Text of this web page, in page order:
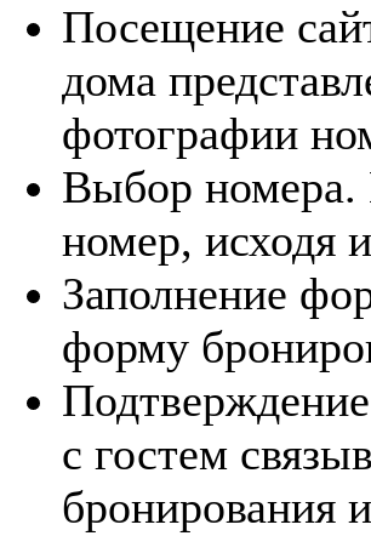
Посещение
дома
фотографии
Выбор номера.
номер, исходя
Заполнение
форму
с гостем
бронирования